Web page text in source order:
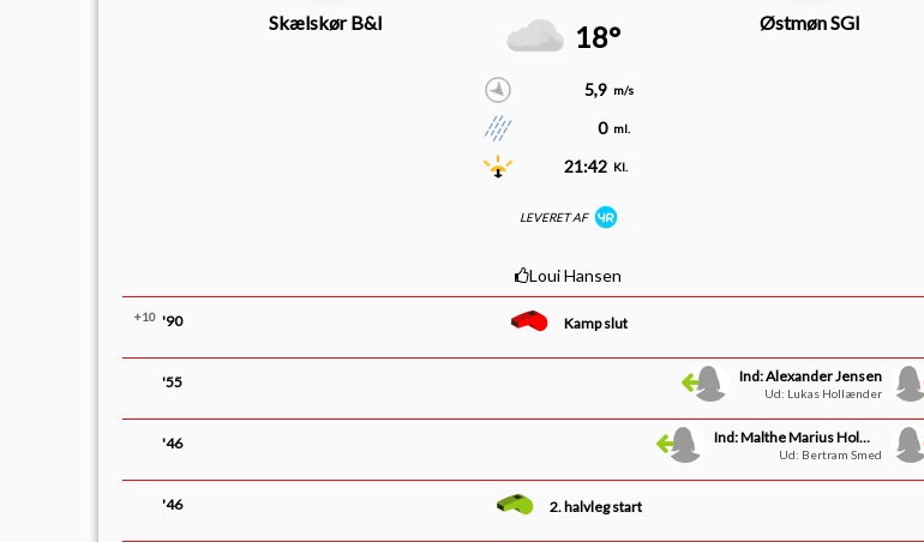
Skælskør B&I 18°
5,9 m/s
0 ml.
21:42 Kl.
LEVERET AF
Østmøn SGI
Loui Hansen
'90
+10 Kamp slut
'55 Ind: Alexander Jensen
Ud: Lukas Hollænder
'46 Ind: Malthe Marius Holm Degn
Ud: Bertram Smed
'46 2. halvleg start